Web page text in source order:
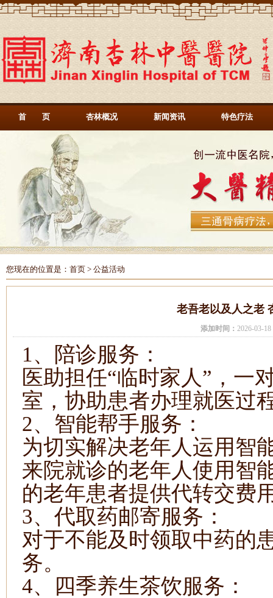
首 页 杏林概况 新闻资讯 特色疗法
您现在的位置是： 首页 > 公益活动
老吾老以及人之老
添加时间： 2026-03-
1、
陪诊服务：
医助担任“临时家人” ， 一
室，协助患者办理就医过
2、智能帮手服务：
为切实解决老年人运用智
来院就诊的老年人使用智
的老年患者提供代转交费
3、 代取药邮寄服务 ：
对于不能及时领取中药的
务。
4、
四季养生茶饮服务：